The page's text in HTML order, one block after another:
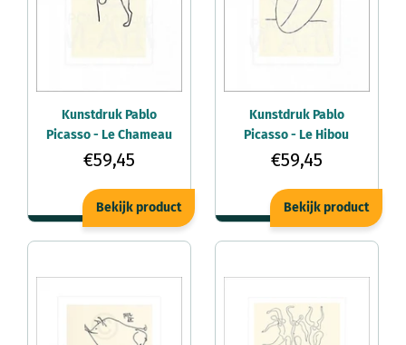
Kunstdruk Pablo
Picasso - Le Chameau
50x60cm
€59,45
Bekijk product
Kunstdruk Pablo
Picasso - Le Hibou
50x60cm
€59,45
Bekijk product